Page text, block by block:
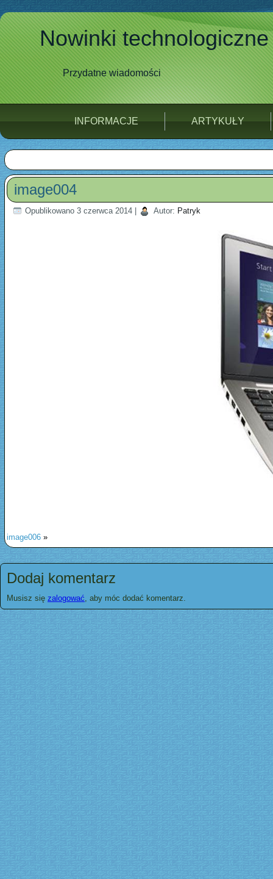
Nowinki technologiczne
Przydatne wiadomości
INFORMACJE ARTYKUŁY
image004
Opublikowano 3 czerwca 2014 Autor: Patryk
image006 »
Dodaj komentarz
Musisz się zalogować, aby móc dodać komentarz.